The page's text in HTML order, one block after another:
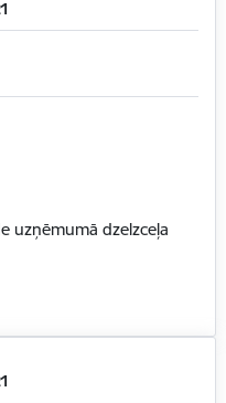
uzņēmumā dzelzceļa